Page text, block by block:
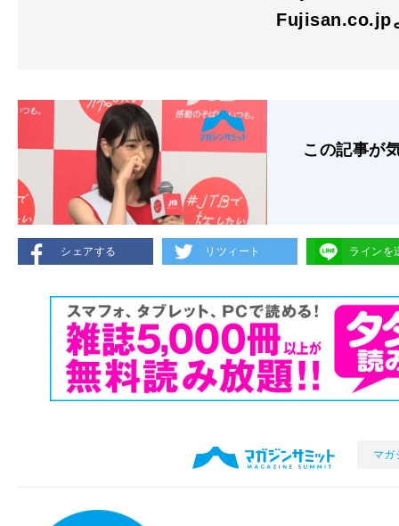
Fujisan.co.jp
この記事が
シェアする リツィート ラインを
マガ